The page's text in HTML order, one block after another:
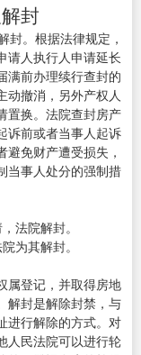
封
封。根据法律规定，
请人执行人申请延长
满前办理续行查封的
动撤消，另外产权人
置换。法院查封房产
诉前或者当事人起诉
免财产遭受损失，
当事人处分的强制措
法院解封。
为其解封。
属登记，并取得房地
解封是解除封禁，与
进行解除的方式。对
人民法院可以进行轮